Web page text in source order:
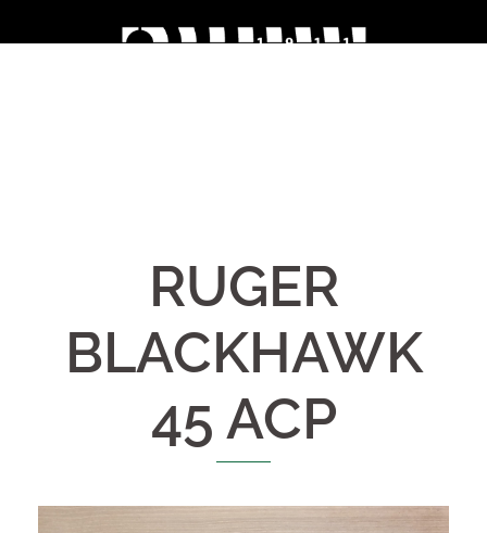
RUGER
BLACKHAWK
45 ACP